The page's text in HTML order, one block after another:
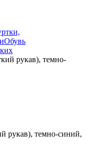
Обувь
рукав), темно-
рукав), темно-синий,